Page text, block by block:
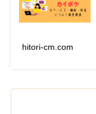
hitori-cm.com